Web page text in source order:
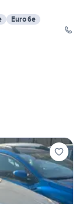
Euro 6e